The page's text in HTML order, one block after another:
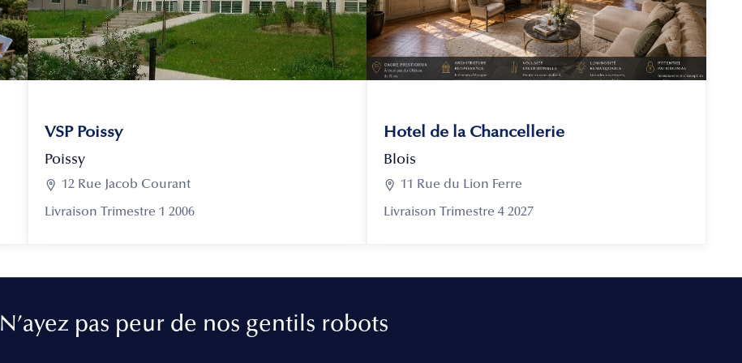
VSP Poissy
Poissy
 12 Rue Jacob Courant
Livraison Trimestre 1 2006
Hotel de la Chancellerie
Blois
 11 Rue du Lion Ferre
Livraison Trimestre 4 2027
N’ayez pas peur de nos gentils robots